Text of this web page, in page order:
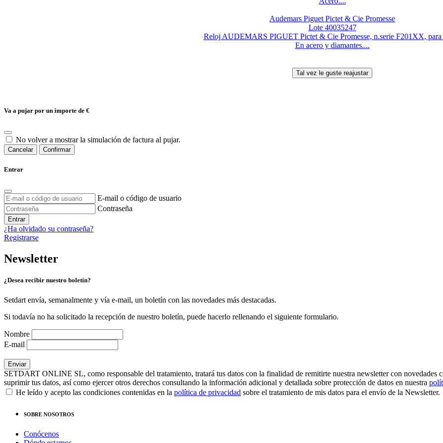
Audemars Piguet Pictet & Cie Promesse
Lote 40035247
Reloj AUDEMARS PIGUET Pictet & Cie Promesse, n.serie F201XX, para
En acero y diamantes....
Va a pujar por un importe de €
No volver a mostrar la simulación de factura al pujar.
Cancelar Confirmar
Entrar
E-mail o código de usuario
Contraseña
Entrar
¿Ha olvidado su contraseña?
Registrarse
Newsletter
¿Desea recibir nuestro boletín?
Setdart envía, semanalmente y vía e-mail, un boletín con las novedades más destacadas.
Si todavía no ha solicitado la recepción de nuestro boletín, puede hacerlo rellenando el siguiente formulario.
Nombre
E-mail
SETDART ONLINE SL, como responsable del tratamiento, tratará tus datos con la finalidad de remitirte nuestra newsletter con novedades
suprimir tus datos, así como ejercer otros derechos consultando la información adicional y detallada sobre protección de datos en nuestra
He leído y acepto las condiciones contenidas en la política de privacidad sobre el tratamiento de mis datos para el envío de la Newsletter.
SOBRE NOSOTROS
Conócenos